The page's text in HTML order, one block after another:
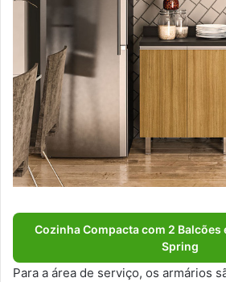
Cozinha Compacta com 2 Balcões
Spring
Para a área de serviço, os armários